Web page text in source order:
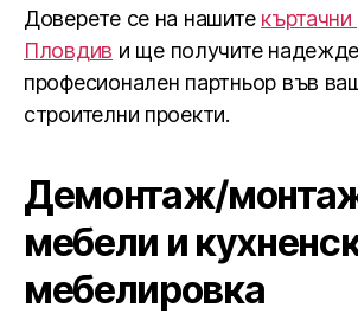
Доверете се на нашите къртачни
Пловдив и ще получите
професионален партньор във
строителни проекти.
Демонтаж/
мебели и
мебелировка